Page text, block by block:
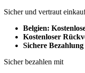
Sicher und vertraut
Belgien:
Kostenloser
Sichere Bezahlung
Sicher bezahlen mit